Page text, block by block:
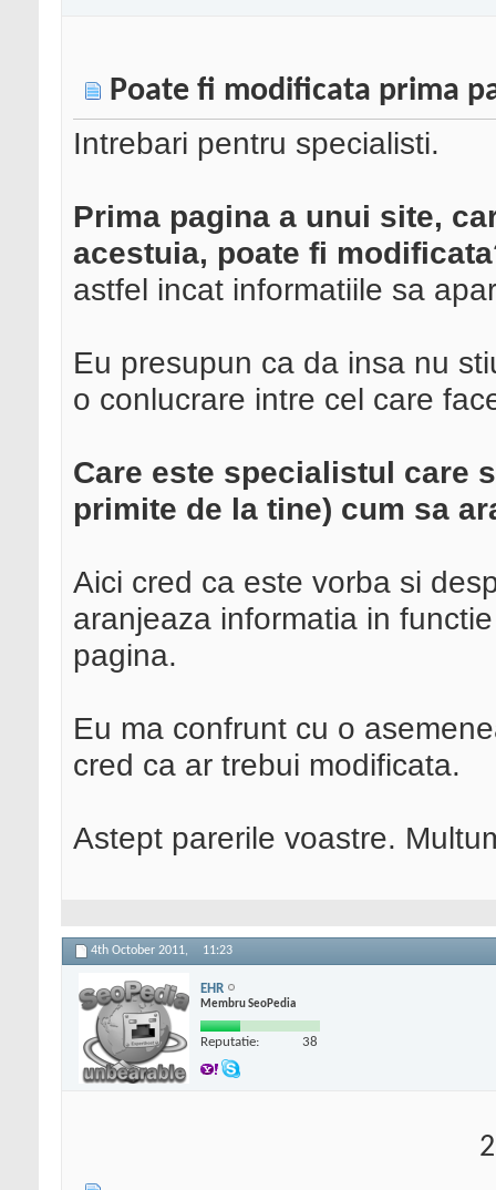
Poate fi modificata prima
Intrebari pentru specialisti.
Prima pagina a unui site,
acestuia, poate fi
astfel incat informatiile sa
Eu presupun ca da insa nu
o conlucrare intre cel care
Care este specialistul care
primite de la tine) cum sa
Aici cred ca este vorba si
aranjeaza informatia in
pagina.
Eu ma confrunt cu o
cred ca ar trebui modificata.
Astept parerile voastre.
4th October 2011, 11:23
EHR
Membru SeoPedia
Reputatie: 38